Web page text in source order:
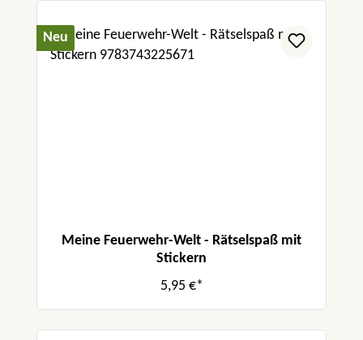
Neu
Meine Feuerwehr-Welt - Rätselspaß mit
Stickern
5,95 €*